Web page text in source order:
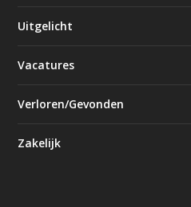
Uitgelicht
Vacatures
Verloren/Gevonden
Zakelijk